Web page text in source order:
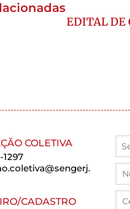
EDITAL DE
COLETIVA
1297
CADASTRO